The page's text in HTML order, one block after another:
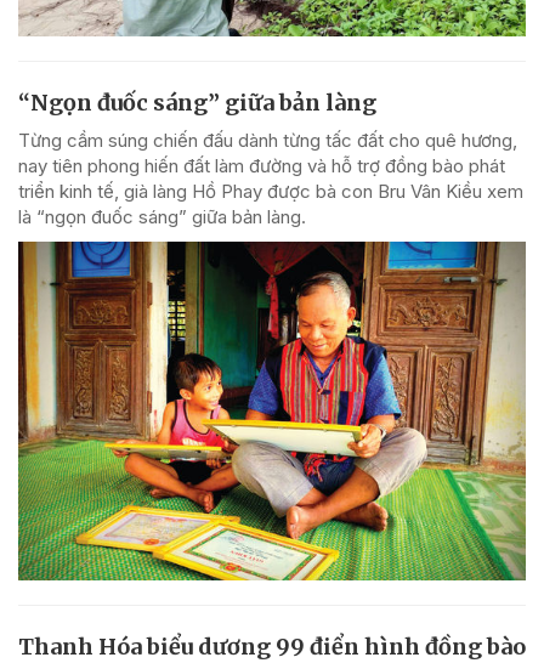
“Ngọn đuốc sáng” giữa bản làng
Từng cầm súng chiến đấu dành từng tấc đất cho quê hương,
nay tiên phong hiến đất làm đường và hỗ trợ đồng bào phát
triển kinh tế, già làng Hồ Phay được bà con Bru Vân Kiều xem
là “ngọn đuốc sáng” giữa bản làng.
Thanh Hóa biểu dương 99 điển hình đồng bào